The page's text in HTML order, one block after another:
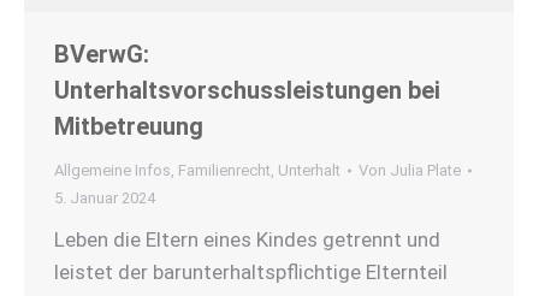
BVerwG:
Unterhaltsvorschussleistungen bei
Mitbetreuung
Allgemeine Infos, Familienrecht, Unterhalt Von Julia Plate
5. Januar 2024
Leben die Eltern eines Kindes getrennt und
leistet der barunterhaltspflichtige Elternteil